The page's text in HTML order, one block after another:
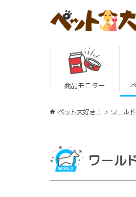
商品モニター
ペット大好き！ ワール
ワール